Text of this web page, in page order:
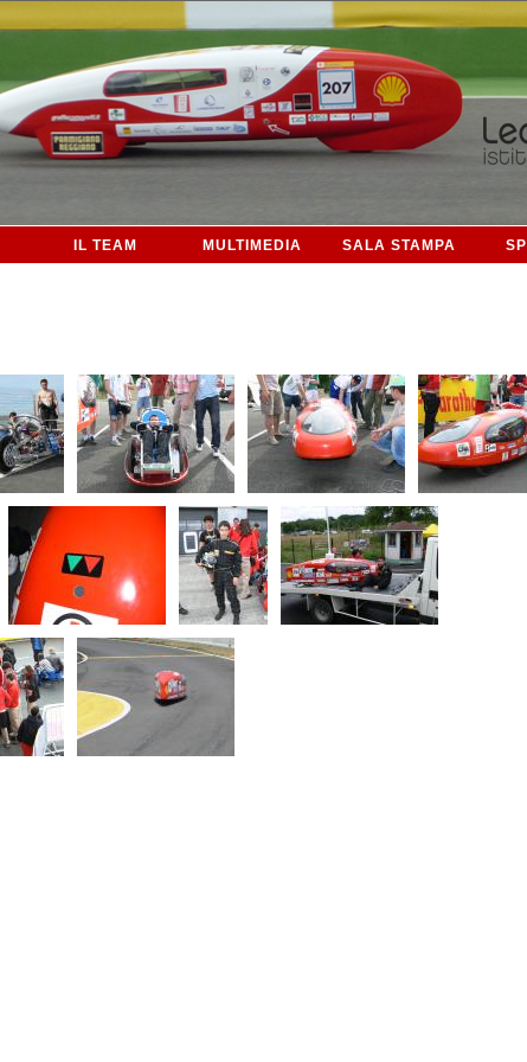
IL TEAM MULTIMEDIA SALA STAMPA